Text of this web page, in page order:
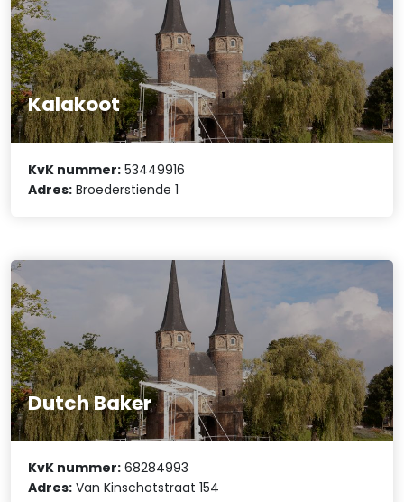
Kalakoot
KvK nummer: 53449916
Adres: Broederstiende 1
Dutch Baker
KvK nummer: 68284993
Adres: Van Kinschotstraat 154